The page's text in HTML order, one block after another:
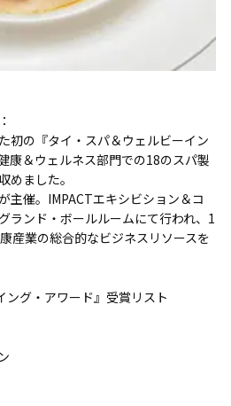
初の『タイ・スパ＆ウェルビーイン
康＆ウェルネス部門での18のスパ製
めました。
主催。IMPACTエキシビション＆コ
ランド・ボールルームにて行われ、1
産業の総合的なビジネスリソースを
ング・アワード』受賞リスト